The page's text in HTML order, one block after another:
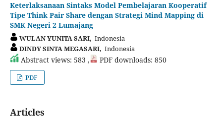
Keterlaksanaan Sintaks Model Pembelajaran Kooperatif
Tipe Think Pair Share dengan Strategi Mind Mapping di
SMK Negeri 2 Lumajang
WULAN YUNITA SARI, Indonesia
DINDY SINTA MEGASARI, Indonesia
Abstract views: 583 , PDF downloads: 850
PDF
Articles